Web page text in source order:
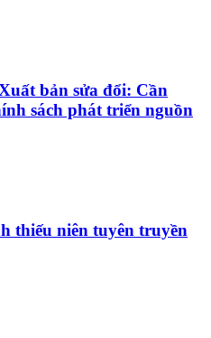
bản sửa đổi: Cần
sách phát triển nguồn
thiếu niên tuyên truyền